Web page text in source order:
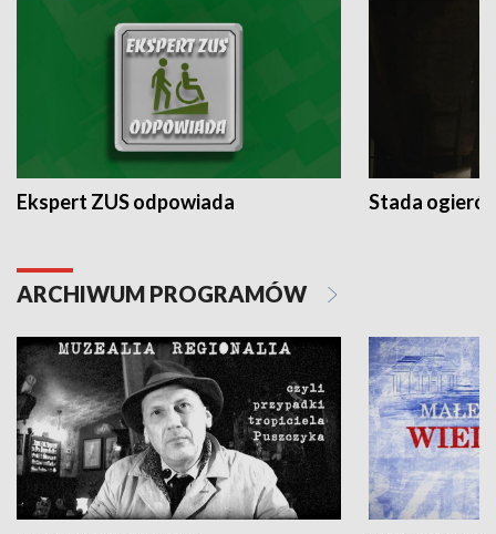
Ekspert ZUS odpowiada Stada
ARCHIWUM PROGRAMÓW